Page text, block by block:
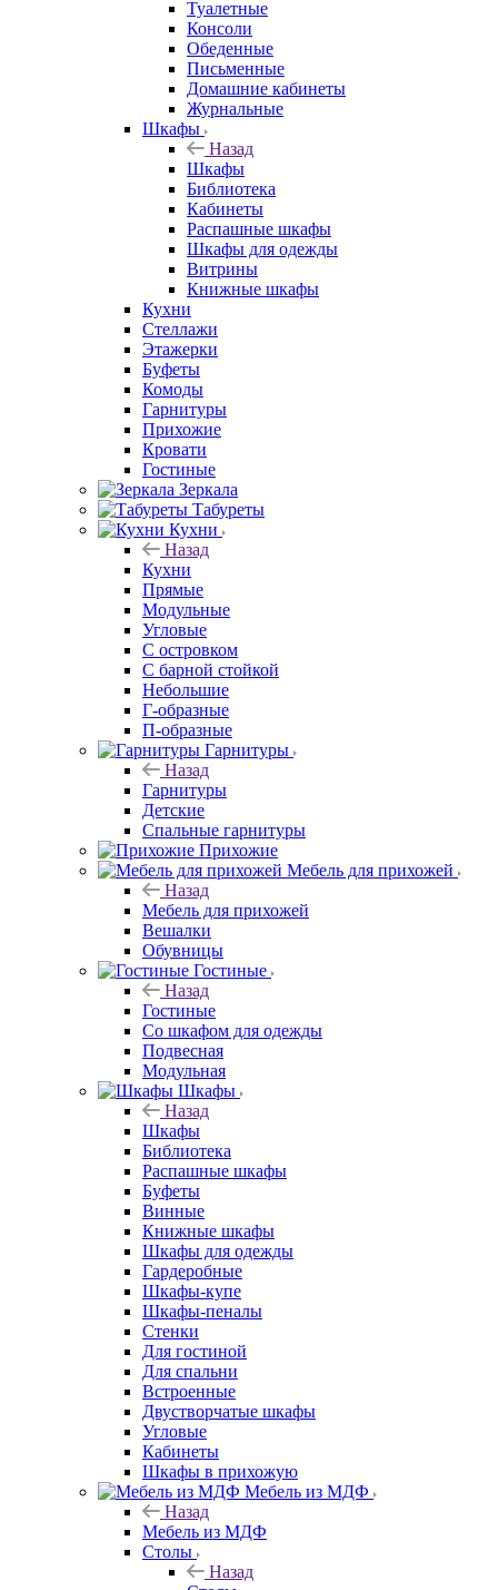
Туалетные
Консоли
Обеденные
Письменные
Домашние кабинеты
Журнальные
Шкафы
Назад
Шкафы
Библиотека
Кабинеты
Распашные шкафы
Шкафы для одежды
Витрины
Книжные шкафы
Кухни
Стеллажи
Этажерки
Буфеты
Комоды
Гарнитуры
Прихожие
Кровати
Гостиные
Зеркала
Табуреты
Кухни
Назад
Кухни
Прямые
Модульные
Угловые
С островком
С барной стойкой
Небольшие
Г-образные
П-образные
Гарнитуры
Назад
Гарнитуры
Детские
Спальные гарнитуры
Прихожие
Мебель для прихожей
Назад
Мебель для прихожей
Вешалки
Обувницы
Гостиные
Назад
Гостиные
Со шкафом для одежды
Подвесная
Модульная
Шкафы
Назад
Шкафы
Библиотека
Распашные шкафы
Буфеты
Винные
Книжные шкафы
Шкафы для одежды
Гардеробные
Шкафы-купе
Шкафы-пеналы
Стенки
Для гостиной
Для спальни
Встроенные
Двустворчатые шкафы
Угловые
Кабинеты
Шкафы в прихожую
Мебель из МДФ
Назад
Мебель из МДФ
Столы
Назад